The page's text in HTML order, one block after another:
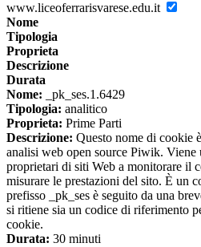
www.liceoferrarisvarese.edu.it
Nome
Tipologia
Proprieta
Descrizione
Durata
Nome: _pk_ses.1.6429
Tipologia: analitico
Proprieta: Prime Parti
Descrizione: Questo nome di cookie
analisi web open source Piwik. Viene
proprietari di siti Web a monitorare il
misurare le prestazioni del sito. È un
prefisso _pk_ses è seguito da una
si ritiene sia un codice di riferimento
cookie.
Durata: 30 minuti